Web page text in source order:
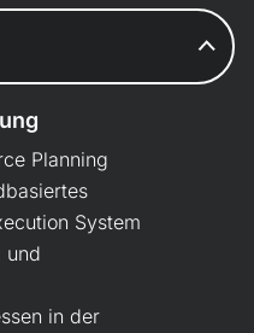
Planning
System
und
in der